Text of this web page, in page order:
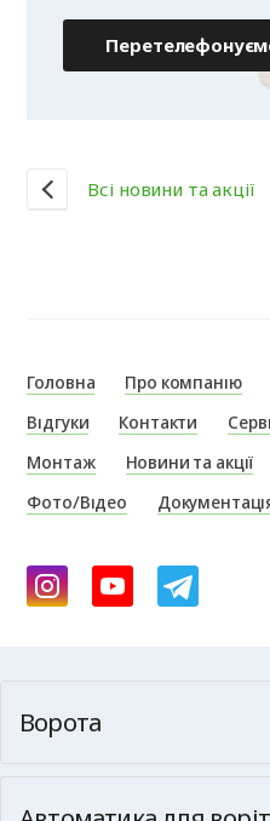
Всі новини та акції
Головна Про компанію
Відгуки
Контакти
Монтаж
Новини та акції
Фото/Відео
Ворота